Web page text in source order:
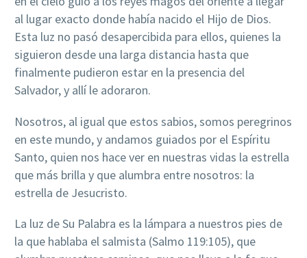
al lugar exacto donde había nacido el Hijo de Dios.
Esta luz no pasó desapercibida para ellos, quienes la
siguieron desde una larga distancia hasta que
finalmente pudieron estar en la presencia del
Salvador, y allí le adoraron.
Nosotros, al igual que estos sabios, somos peregrinos
en este mundo, y andamos guiados por el Espíritu
Santo, quien nos hace ver en nuestras vidas la estrella
que más brilla y que alumbra entre nosotros: la
estrella de Jesucristo.
La luz de Su Palabra es la lámpara a nuestros pies de
la que hablaba el salmista (Salmo 119:105), que